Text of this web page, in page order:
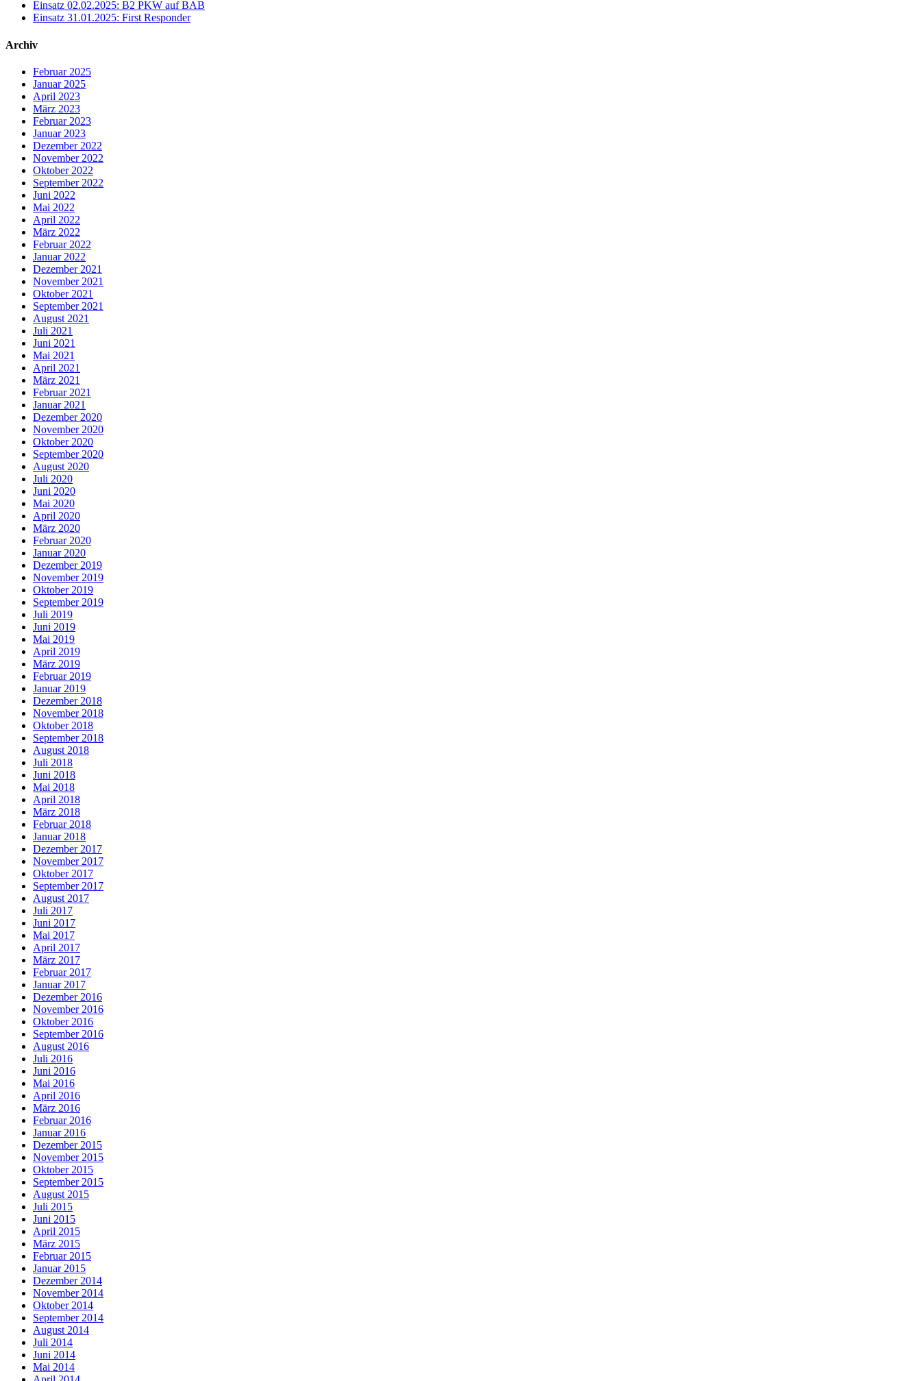
Einsatz 02.02.2025: B2 PKW auf BAB
Einsatz 31.01.2025: First Responder
Archiv
Februar 2025
Januar 2025
April 2023
März 2023
Februar 2023
Januar 2023
Dezember 2022
November 2022
Oktober 2022
September 2022
Juni 2022
Mai 2022
April 2022
März 2022
Februar 2022
Januar 2022
Dezember 2021
November 2021
Oktober 2021
September 2021
August 2021
Juli 2021
Juni 2021
Mai 2021
April 2021
März 2021
Februar 2021
Januar 2021
Dezember 2020
November 2020
Oktober 2020
September 2020
August 2020
Juli 2020
Juni 2020
Mai 2020
April 2020
März 2020
Februar 2020
Januar 2020
Dezember 2019
November 2019
Oktober 2019
September 2019
Juli 2019
Juni 2019
Mai 2019
April 2019
März 2019
Februar 2019
Januar 2019
Dezember 2018
November 2018
Oktober 2018
September 2018
August 2018
Juli 2018
Juni 2018
Mai 2018
April 2018
März 2018
Februar 2018
Januar 2018
Dezember 2017
November 2017
Oktober 2017
September 2017
August 2017
Juli 2017
Juni 2017
Mai 2017
April 2017
März 2017
Februar 2017
Januar 2017
Dezember 2016
November 2016
Oktober 2016
September 2016
August 2016
Juli 2016
Juni 2016
Mai 2016
April 2016
März 2016
Februar 2016
Januar 2016
Dezember 2015
November 2015
Oktober 2015
September 2015
August 2015
Juli 2015
Juni 2015
April 2015
März 2015
Februar 2015
Januar 2015
Dezember 2014
November 2014
Oktober 2014
September 2014
August 2014
Juli 2014
Juni 2014
Mai 2014